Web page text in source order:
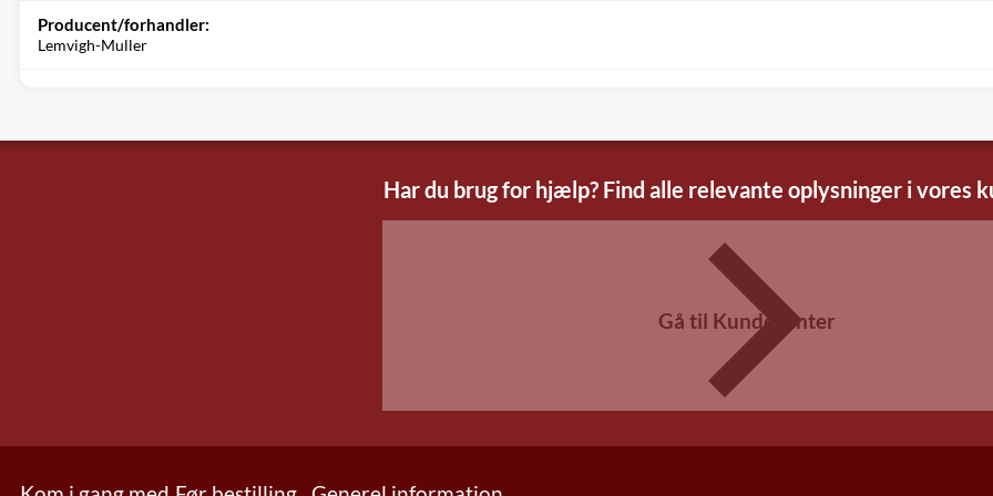
Producent/forhandler:
Lemvigh-Muller
Har du brug for hjælp? Find alle relevante oplysninger i vores
Gå til Kundecenter